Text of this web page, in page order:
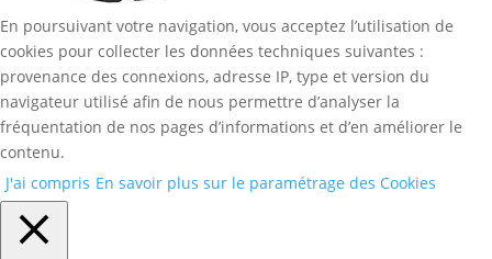
En poursuivant votre navigation, vous acceptez l’utilisation de
cookies pour collecter les données techniques suivantes :
provenance des connexions, adresse IP, type et version du
navigateur utilisé afin de nous permettre d’analyser la
fréquentation de nos pages d’informations et d’en améliorer le
contenu.
J'ai compris En savoir plus sur le paramétrage des Cookies